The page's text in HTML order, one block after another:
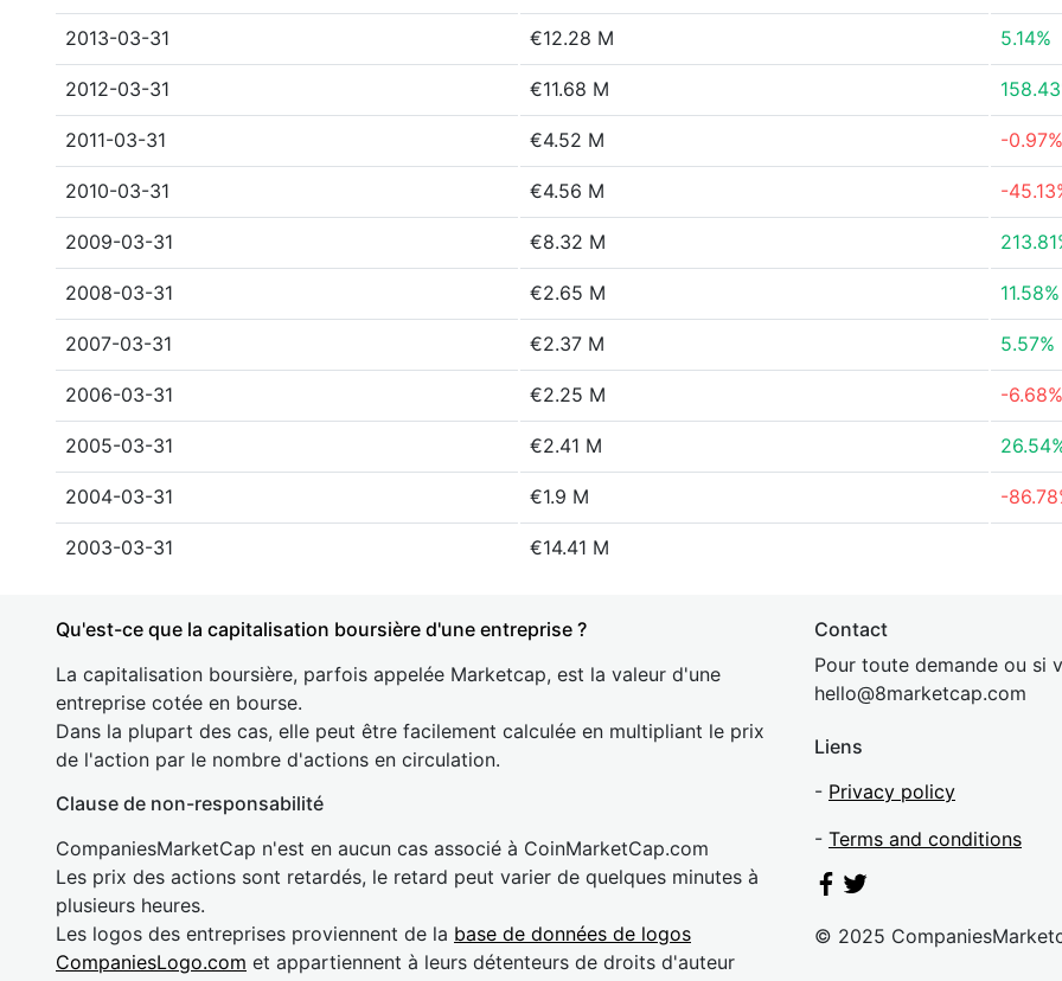
2013-03-31 €12.28 M 5.14%
2012-03-31 €11.68 M
2011-03-31 €4.52 M -0.97%
2010-03-31 €4.56 M -
2009-03-31 €8.32 M
2008-03-31 €2.65 M 11.58%
2007-03-31 €2.37 M 5.57%
2006-03-31 €2.25 M -6.68%
2005-03-31 €2.41 M
2004-03-31 €1.9 M -
2003-03-31 €14.41 M
Qu'est-ce que la capitalisation boursière d'une entreprise ?
La capitalisation boursière, parfois appelée Marketcap, est la valeur d'une
entreprise cotée en bourse.
Dans la plupart des cas, elle peut être facilement calculée en multipliant le prix
de l'action par le nombre d'actions en circulation.
Clause de non-responsabilité
CompaniesMarketCap n'est en aucun cas associé à CoinMarketCap.com
Les prix des actions sont retardés, le retard peut varier de quelques minutes à
plusieurs heures.
Les logos des entreprises proviennent de la base de données de logos
CompaniesLogo.com et appartiennent à leurs détenteurs de droits d'auteur
Contact
Pour toute demande ou si
hello@8marketcap.com
Liens
- Privacy policy
- Terms and conditions
© 2025